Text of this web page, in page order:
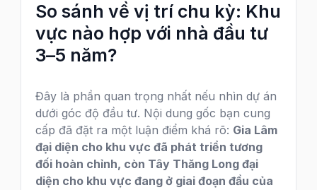
So sánh về vị trí chu kỳ: Khu
vực nào hợp với nhà đầu tư
3–5 năm?
Đây là phần quan trọng nhất nếu nhìn dự án
dưới góc độ đầu tư. Nội dung gốc bạn cung
cấp đã đặt ra một luận điểm khá rõ: Gia Lâm
đại diện cho khu vực đã phát triển tương
đối hoàn chỉnh, còn Tây Thăng Long đại
diện cho khu vực đang ở giai đoạn đầu của